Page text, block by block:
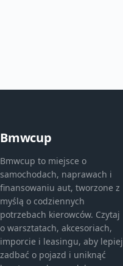
Bmwcup
Bmwcup to miejsce o
samochodach, naprawach i
finansowaniu aut, tworzone z
myślą o codziennych
potrzebach kierowców. Czytaj
o warsztatach, akcesoriach,
imporcie i leasingu, aby lepiej
zadbać o pojazd i uniknąć